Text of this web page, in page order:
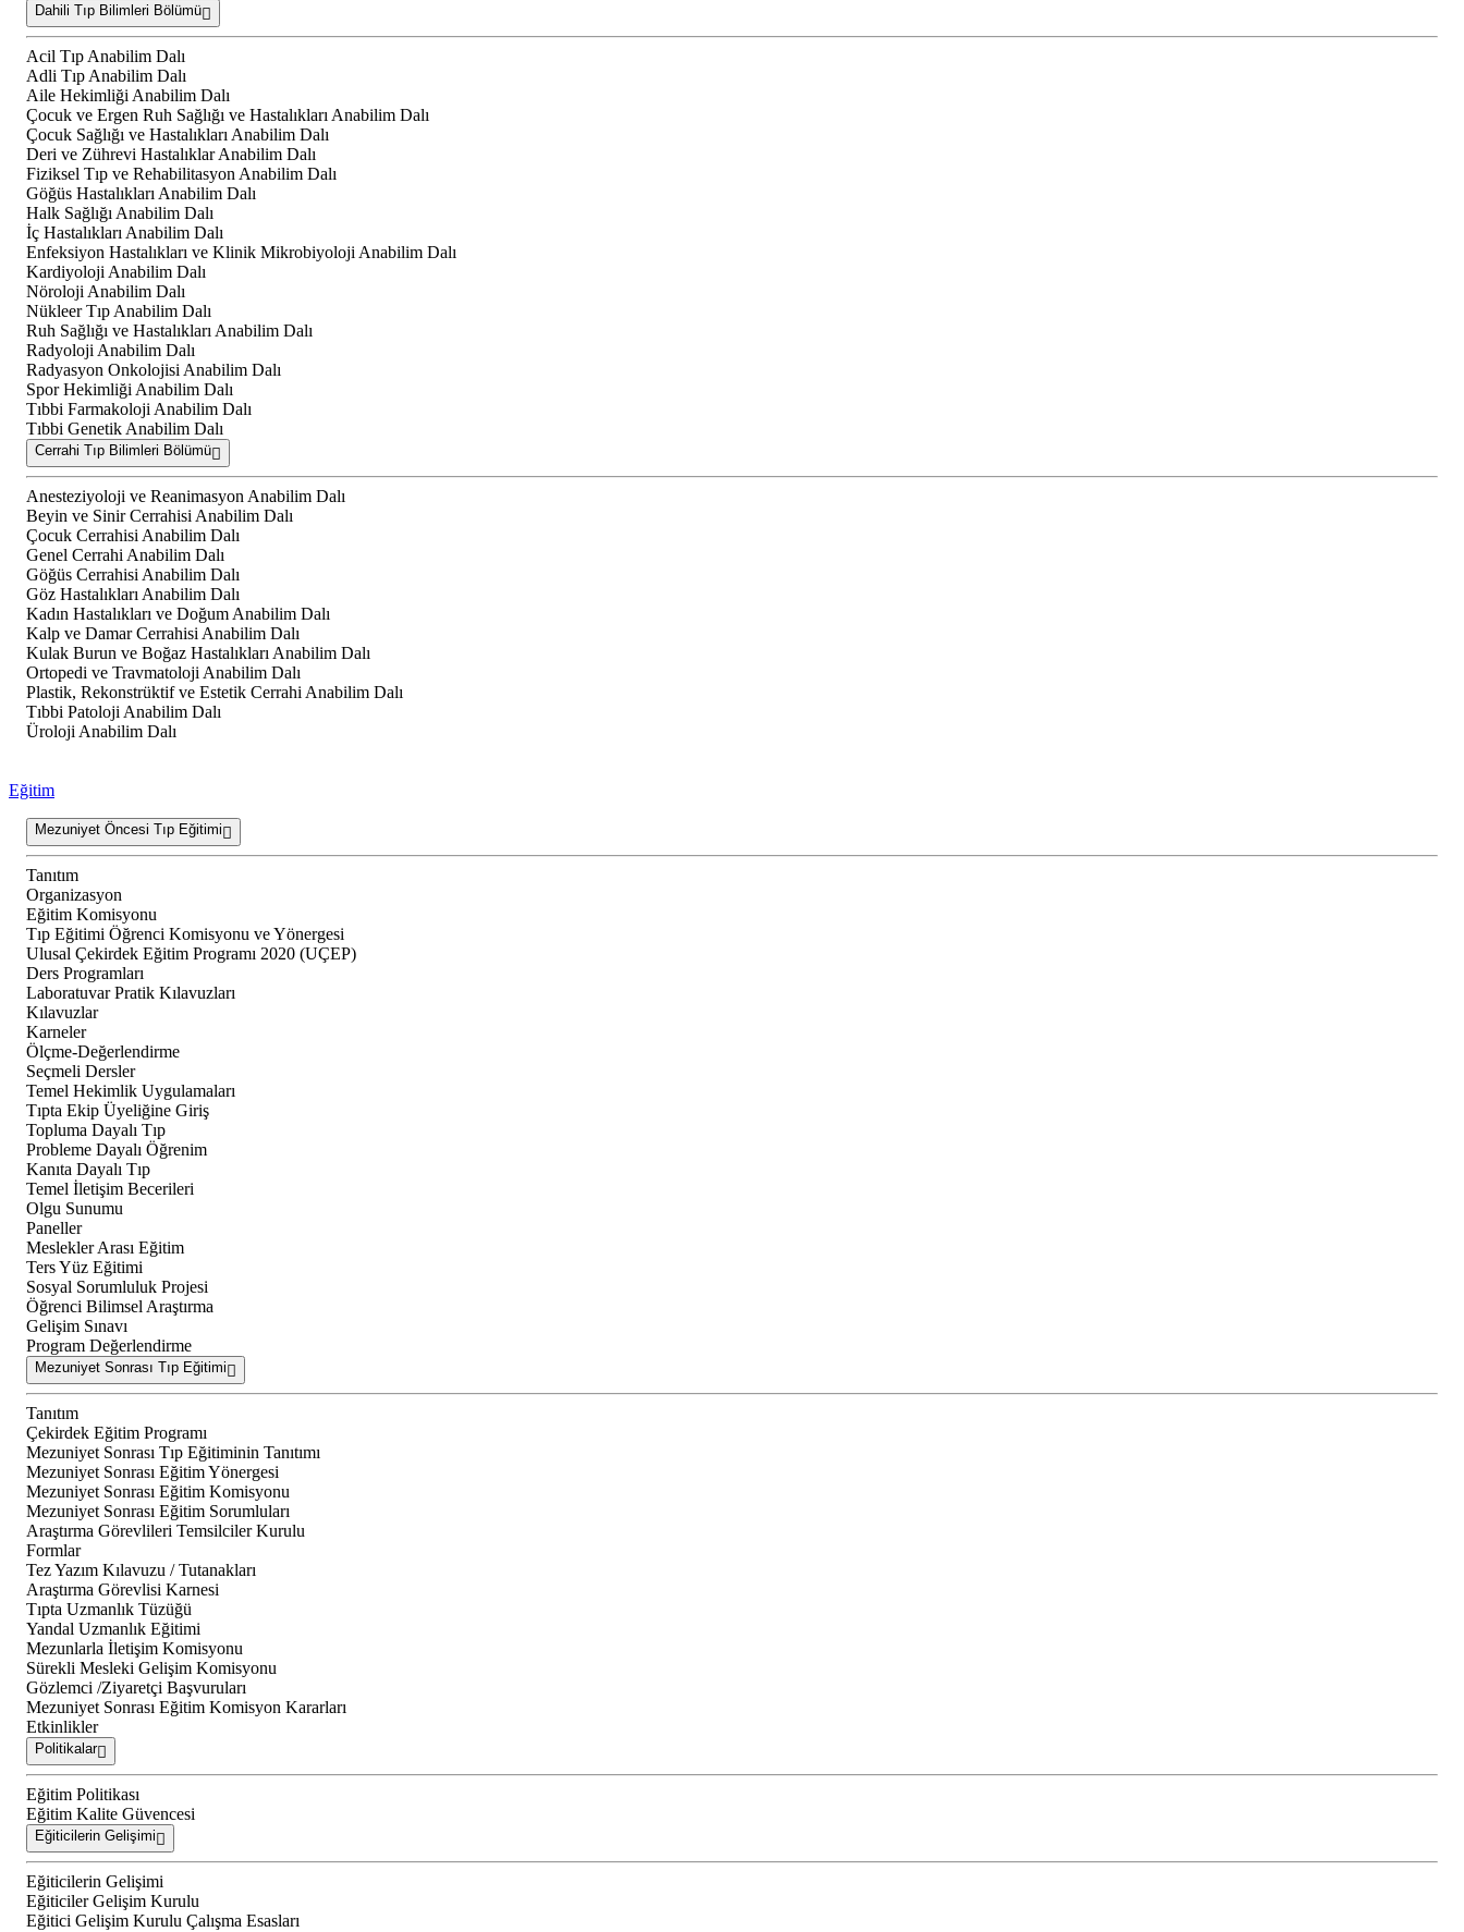
Dahili Tıp Bilimleri Bölümü
Acil Tıp Anabilim Dalı
Adli Tıp Anabilim Dalı
Aile Hekimliği Anabilim Dalı
Çocuk ve Ergen Ruh Sağlığı ve Hastalıkları Anabilim Dalı
Çocuk Sağlığı ve Hastalıkları Anabilim Dalı
Deri ve Zührevi Hastalıklar Anabilim Dalı
Fiziksel Tıp ve Rehabilitasyon Anabilim Dalı
Göğüs Hastalıkları Anabilim Dalı
Halk Sağlığı Anabilim Dalı
İç Hastalıkları Anabilim Dalı
Enfeksiyon Hastalıkları ve Klinik Mikrobiyoloji Anabilim Dalı
Kardiyoloji Anabilim Dalı
Nöroloji Anabilim Dalı
Nükleer Tıp Anabilim Dalı
Ruh Sağlığı ve Hastalıkları Anabilim Dalı
Radyoloji Anabilim Dalı
Radyasyon Onkolojisi Anabilim Dalı
Spor Hekimliği Anabilim Dalı
Tıbbi Farmakoloji Anabilim Dalı
Tıbbi Genetik Anabilim Dalı
Cerrahi Tıp Bilimleri Bölümü
Anesteziyoloji ve Reanimasyon Anabilim Dalı
Beyin ve Sinir Cerrahisi Anabilim Dalı
Çocuk Cerrahisi Anabilim Dalı
Genel Cerrahi Anabilim Dalı
Göğüs Cerrahisi Anabilim Dalı
Göz Hastalıkları Anabilim Dalı
Kadın Hastalıkları ve Doğum Anabilim Dalı
Kalp ve Damar Cerrahisi Anabilim Dalı
Kulak Burun ve Boğaz Hastalıkları Anabilim Dalı
Ortopedi ve Travmatoloji Anabilim Dalı
Plastik, Rekonstrüktif ve Estetik Cerrahi Anabilim Dalı
Tıbbi Patoloji Anabilim Dalı
Üroloji Anabilim Dalı
Eğitim
Mezuniyet Öncesi Tıp Eğitimi
Tanıtım
Organizasyon
Eğitim Komisyonu
Tıp Eğitimi Öğrenci Komisyonu ve Yönergesi
Ulusal Çekirdek Eğitim Programı 2020 (UÇEP)
Ders Programları
Laboratuvar Pratik Kılavuzları
Kılavuzlar
Karneler
Ölçme-Değerlendirme
Seçmeli Dersler
Temel Hekimlik Uygulamaları
Tıpta Ekip Üyeliğine Giriş
Topluma Dayalı Tıp
Probleme Dayalı Öğrenim
Kanıta Dayalı Tıp
Temel İletişim Becerileri
Olgu Sunumu
Paneller
Meslekler Arası Eğitim
Ters Yüz Eğitimi
Sosyal Sorumluluk Projesi
Öğrenci Bilimsel Araştırma
Gelişim Sınavı
Program Değerlendirme
Mezuniyet Sonrası Tıp Eğitimi
Tanıtım
Çekirdek Eğitim Programı
Mezuniyet Sonrası Tıp Eğitiminin Tanıtımı
Mezuniyet Sonrası Eğitim Yönergesi
Mezuniyet Sonrası Eğitim Komisyonu
Mezuniyet Sonrası Eğitim Sorumluları
Araştırma Görevlileri Temsilciler Kurulu
Formlar
Tez Yazım Kılavuzu / Tutanakları
Araştırma Görevlisi Karnesi
Tıpta Uzmanlık Tüzüğü
Yandal Uzmanlık Eğitimi
Mezunlarla İletişim Komisyonu
Sürekli Mesleki Gelişim Komisyonu
Gözlemci /Ziyaretçi Başvuruları
Mezuniyet Sonrası Eğitim Komisyon Kararları
Etkinlikler
Politikalar
Eğitim Politikası
Eğitim Kalite Güvencesi
Eğiticilerin Gelişimi
Eğiticilerin Gelişimi
Eğiticiler Gelişim Kurulu
Eğitici Gelişim Kurulu Çalışma Esasları